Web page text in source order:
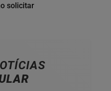
solicitar